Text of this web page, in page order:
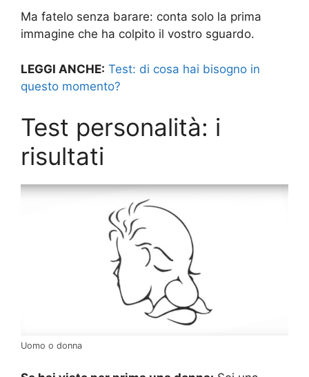
Ma fatelo senza barare: conta solo la prima
immagine che ha colpito il vostro sguardo.
LEGGI ANCHE: Test: di cosa hai bisogno in
questo momento?
Test personalità: i
risultati
Uomo o donna